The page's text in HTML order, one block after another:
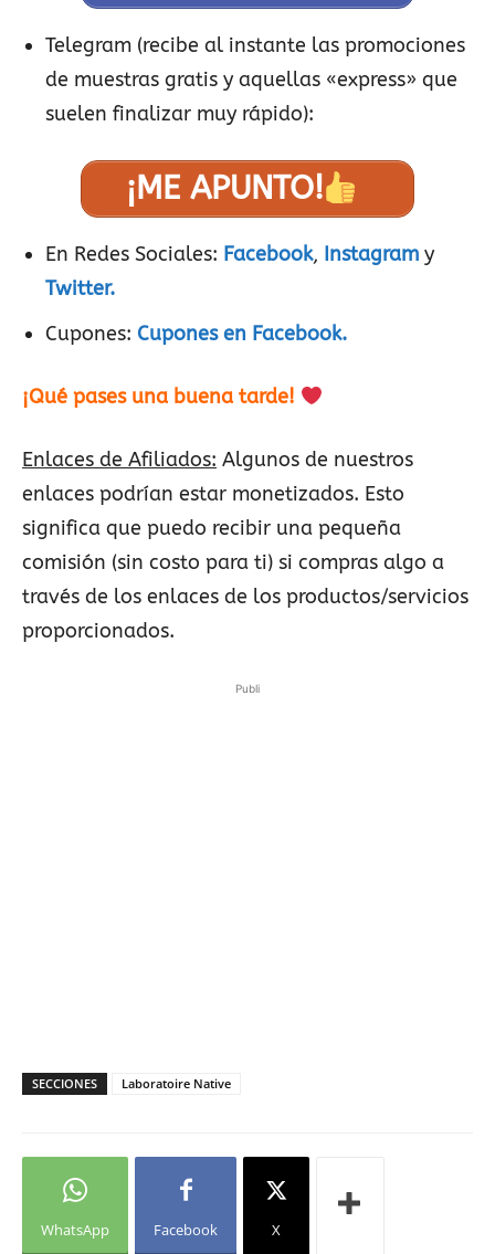
Telegram (recibe al instante las promociones
de muestras gratis y aquellas «express» que
suelen finalizar muy rápido):
¡ME APUNTO!
En Redes Sociales: Facebook, Instagram y
Twitter.
Cupones: Cupones en Facebook.
¡Qué pases una buena tarde!
Enlaces de Afiliados: Algunos de nuestros
enlaces podrían estar monetizados. Esto
significa que puedo recibir una pequeña
comisión (sin costo para ti) si compras algo a
través de los enlaces de los productos/servicios
proporcionados.
Publi
SECCIONES Laboratoire Native
WhatsApp Facebook X